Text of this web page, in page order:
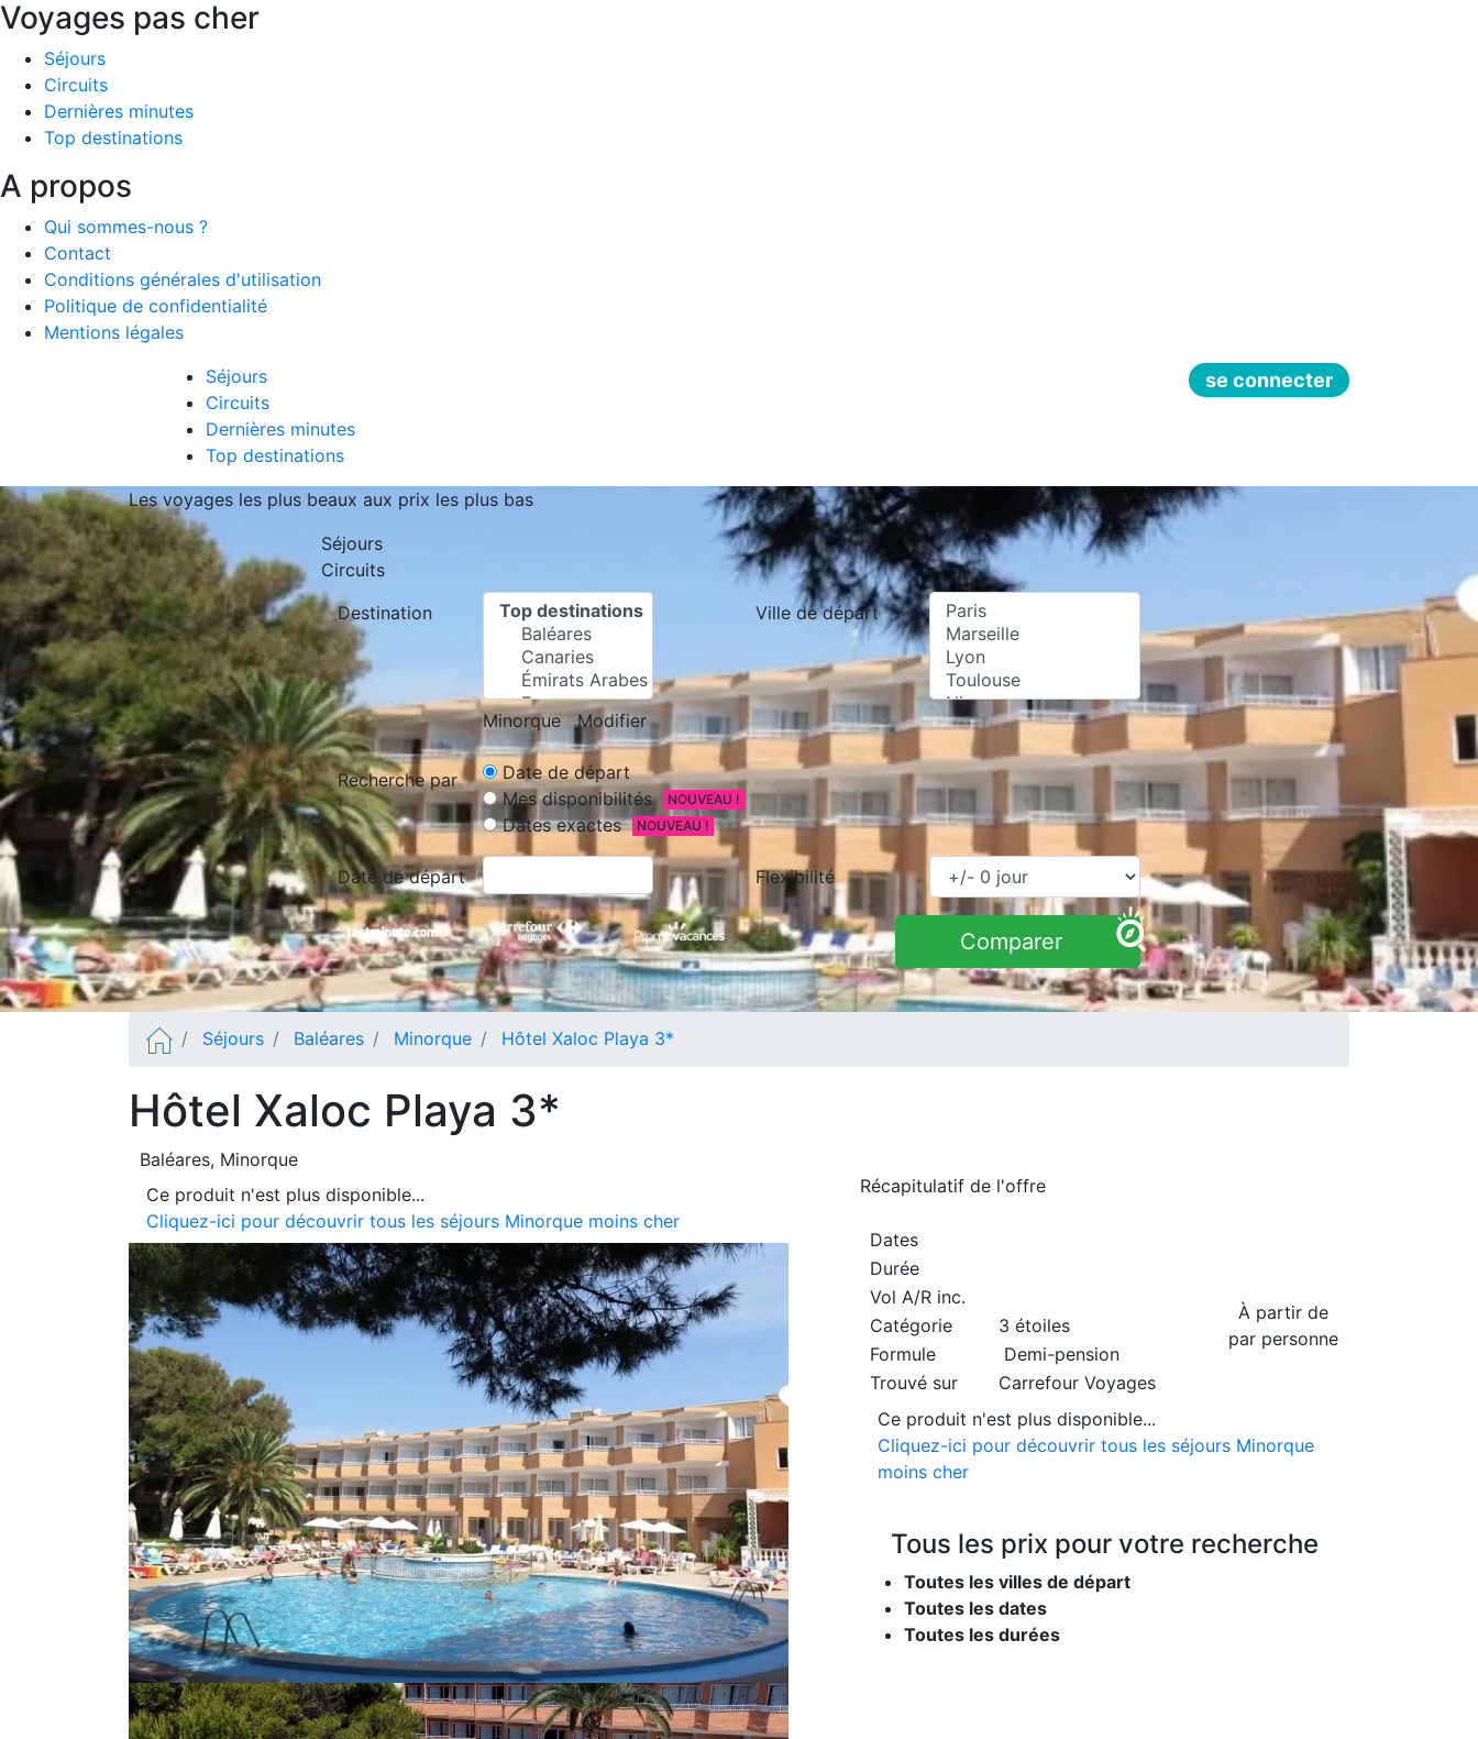
Voyages pas cher
Séjours
Circuits
Dernières minutes
Top destinations
A propos
Qui sommes-nous ?
Contact
Conditions générales d'utilisation
Politique de confidentialité
Mentions légales
Séjours
Circuits
Dernières minutes
Top destinations
se connecter
Les voyages les plus beaux aux prix les plus bas
Séjours
Circuits
Destination
Minorque Modifier
Ville de départ
Recherche par
:
Date de départ
Mes disponibilités
NOUVEAU !
Dates exactes NOUVEAU !
Date de départ Flexibilité
Comparer
Séjours Baléares Minorque Hôtel Xaloc Playa 3*
Hôtel Xaloc Playa 3*
Baléares, Minorque
Ce produit n'est plus disponible...
Cliquez-ici pour découvrir tous les séjours Minorque moins cher
Récapitulatif de l'offre
Dates
Durée
À partir de
par personne
Vol A/R inc.
Catégorie
3 étoiles
Formule
Demi-pension
Trouvé sur
Carrefour Voyages
Ce produit n'est plus disponible...
Cliquez-ici pour découvrir tous les séjours Minorque
moins cher
Tous les prix pour votre recherche
Toutes les villes de départ
Toutes les dates
Toutes les durées